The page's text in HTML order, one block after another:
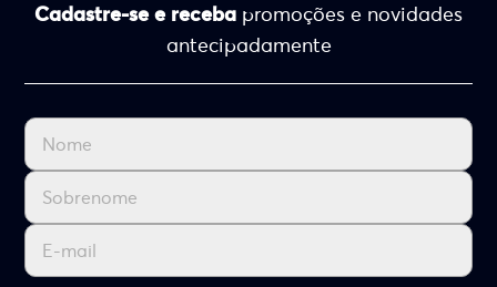
Cadastre-se e receba promoções e novidades
antecipadamente